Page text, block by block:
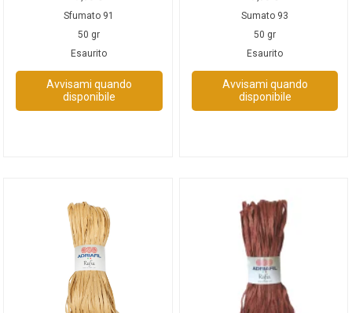
Sfumato 91
50 gr
Esaurito
Avvisami quando
disponibile
Sumato 93
50 gr
Esaurito
Avvisami quando
disponibile